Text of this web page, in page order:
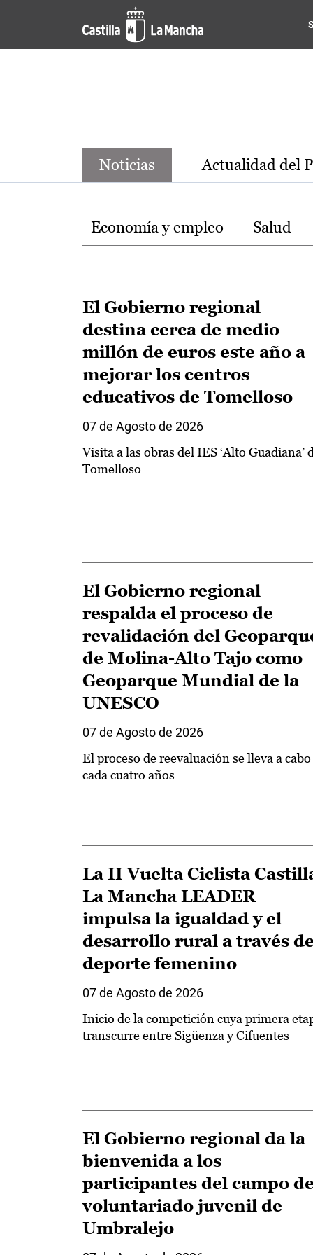
Pasar al contenido principal
Noticias de la región de
Noticias Actualidad del
Temas
Economía y empleo Salud
El Gobierno regional
destina cerca de medio
millón de euros este año a
mejorar los centros
educativos de Tomelloso
07 de Agosto de 2026
Visita a las obras del IES ‘Alto Guadiana’
Tomelloso
El Gobierno regional
respalda el proceso de
revalidación del
de Molina-Alto Tajo como
Geoparque Mundial de la
UNESCO
07 de Agosto de 2026
El proceso de reevaluación se lleva a cabo
cada cuatro años
La II Vuelta Ciclista
La Mancha LEADER
impulsa la igualdad y el
desarrollo rural a través
deporte femenino
07 de Agosto de 2026
Inicio de la competición cuya primera
transcurre entre Sigüenza y Cifuentes
El Gobierno regional da la
bienvenida a los
participantes del campo
voluntariado juvenil de
Umbralejo